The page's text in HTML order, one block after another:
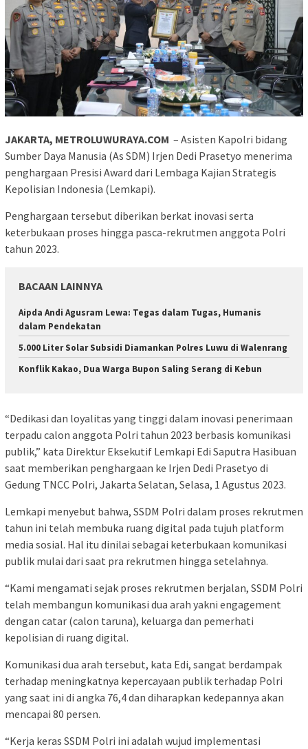
JAKARTA, METROLUWURAYA.COM – Asisten Kapolri bidang
Sumber Daya Manusia (As SDM) Irjen Dedi Prasetyo menerima
penghargaan Presisi Award dari Lembaga Kajian Strategis
Kepolisian Indonesia (Lemkapi).
Penghargaan tersebut diberikan berkat inovasi serta
keterbukaan proses hingga pasca-rekrutmen anggota Polri
tahun 2023.
BACAAN LAINNYA
Aipda Andi Agusram Lewa: Tegas dalam Tugas, Humanis
dalam Pendekatan
5.000 Liter Solar Subsidi Diamankan Polres Luwu di Walenrang
Konflik Kakao, Dua Warga Bupon Saling Serang di Kebun
“Dedikasi dan loyalitas yang tinggi dalam inovasi penerimaan
terpadu calon anggota Polri tahun 2023 berbasis komunikasi
publik,” kata Direktur Eksekutif Lemkapi Edi Saputra Hasibuan
saat memberikan penghargaan ke Irjen Dedi Prasetyo di
Gedung TNCC Polri, Jakarta Selatan, Selasa, 1 Agustus 2023.
Lemkapi menyebut bahwa, SSDM Polri dalam proses rekrutmen
tahun ini telah membuka ruang digital pada tujuh platform
media sosial. Hal itu dinilai sebagai keterbukaan komunikasi
publik mulai dari saat pra rekrutmen hingga setelahnya.
“Kami mengamati sejak proses rekrutmen berjalan, SSDM Polri
telah membangun komunikasi dua arah yakni engagement
dengan catar (calon taruna), keluarga dan pemerhati
kepolisian di ruang digital.
Komunikasi dua arah tersebut, kata Edi, sangat berdampak
terhadap meningkatnya kepercayaan publik terhadap Polri
yang saat ini di angka 76,4 dan diharapkan kedepannya akan
mencapai 80 persen.
“Kerja keras SSDM Polri ini adalah wujud implementasi